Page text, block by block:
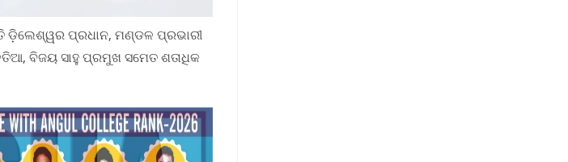
ଡ଼ିଲେଶ୍ୱର ପ୍ରଧାନ, ମଣ୍ଡଳ ପ୍ରଭାରୀ
ବିଜୟ ସାହୁ ପ୍ରମୁଖ ସମେତ ଶତାଧିକ